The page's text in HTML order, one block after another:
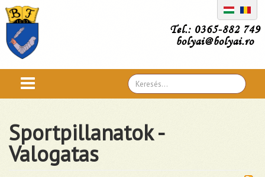
Tel.: 0365-882 749
bolyai@bolyai.ro
Search
...
Sportpillanatok -
Valogatas